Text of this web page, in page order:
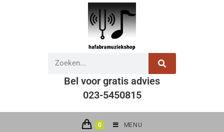
Bel voor gratis advies
023-5450815
0 MENU